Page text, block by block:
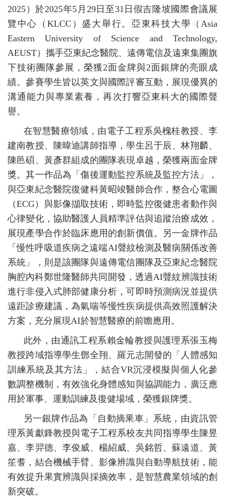
2025）於2025年5月29日至31日假吉隆坡國際會議展
覽中心（KLCC）盛大舉行。亞東科技大學（Asia
Eastern University of Science and Technology,
AEUST）攜手亞東紀念醫院、遠傳電信及遠東集團旗
下技術團隊參展，榮獲2面金牌與2面銀牌的亮眼成
績。參賽學生皆以英文與國際評審互動，展現優異的
溝通能力與專業素養，再次打響亞東科大的國際聲
譽。
在智慧醫療領域，由電子工程系吳槐桂教授、李
建南教授、陳暐迪講師指導，學生呂于辰、林翔麟、
陳邑碩、黃彥群組成的團隊表現卓越，榮獲兩面金牌
獎。其一作品為「傷後運動監控系統及監控方法」，
與亞東紀念醫院復健科黃昭竣醫師合作，整合心電圖
（ECG）與影像擷取技術，即時監控復健患者動作與
心律變化，協助醫護人員精準評估與追蹤治療成效，
展現產學合作於臨床應用的創新價值。另一金牌作品
「慢性呼吸道疾病之遠端AI聲紋檢測及醫病關係改善
系統」，則是該團隊與遠傳電信團隊及亞東紀念醫院
胸腔內科鄭世隆醫師共同開發，透過AI聲紋辨識技術
進行非侵入式肺部健康分析，可即時預測病況並提供
遠距診療建議，為氣喘等慢性疾病提供高效照護解決
方案，充分展現AI於智慧醫療的前瞻應用。
此外，由通訊工程系賴金輪教授與護理系張玉梅
教授跨域指導學生鄧全翔、羅元志開發的「人體感知
訓練系統及其方法」，結合VR沉浸模擬與個人化參
數調整機制，有效強化身體感知與協調能力，廣泛應
用於軍事、運動訓練及復健場域，榮獲銀牌獎。
另一銀牌作品為「自動摘果車」系統，由資訊管
理系黃獻鋒教授與電子工程系校友共同指導學生陳昱
嘉、李羿德、李俊威、楊紹威、吳銘哲、蘇遠道、黃
笙耆，結合機械手臂、影像辨識與自動導航技術，能
有效提升果實辨識與採摘效率，是智慧農業領域的創
新突破。